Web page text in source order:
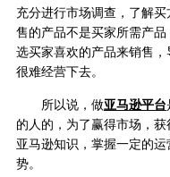
充分进行市场调查，了解
售的产品不是买家所需产
选买家喜欢的产品来销售，
很难经营下去。
所以说，做亚马逊平台
的人的，为了赢得市场，
亚马逊知识，掌握一定的
势。